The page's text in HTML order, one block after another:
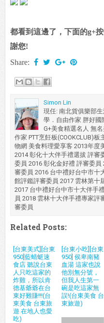
都看到這邊了，下面的g+
謝您!
Share:
Simon Lin
現任: 南北貨俱樂部
學．自由作家 胖好國
G+美食精選名人 無
作家 PTT烹飪板(COOKCLUB)
物網 美食料理愛享客 2013年度
2014 彰化十大伴手禮選拔 評審
委員 2016 彰化金好禮 評審委
審委員 2016 台中禮好台中市十
館評鑑評審委員 2017 雲林第十
2017 台中禮好台中市十大伴手
員 2018 雲林十大伴手禮專家評
審委員
Related Posts:
[台東美式][台東
950]藍蜻蜓速
食店 聽說台東
人只吃這家的
炸雞，所以肯
德基爺爺在台
東好難賺!!!(台
東美食 台東旅
遊 在地人也愛
吃)
[台東小吃][台東
950] 侯卑南豬
血湯 這家也說
他別無分號，
但我人生第一
碗是吃這家無
誤!(台東美食 台
東旅遊)